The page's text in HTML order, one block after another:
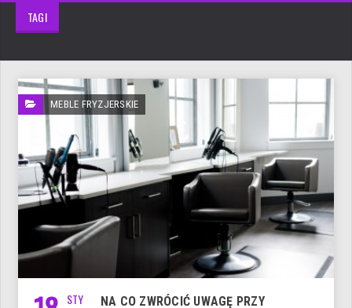
TAGI
MEBLE FRYZJERSKIE
STY
NA CO ZWRÓCIĆ UWAGĘ PRZY